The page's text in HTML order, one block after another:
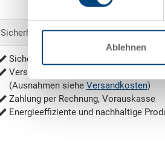
Ablehnen
Sicherheit & Bestellung
Sichere Bestellung mit Verschlüsselung
Versandkostenfrei ab 1'000.- CHF
(Ausnahmen siehe Versandkosten)
Zahlung per Rechnung, Vorauskasse
Energieeffiziente und nachhaltige